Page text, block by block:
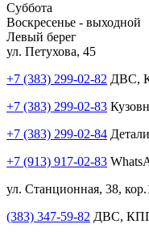
Суббота
Воскресенье - выходной
Левый берег
ул. Петухова, 45
+7 (383) 299-02-82 ДВС,
+7 (383) 299-02-83
+7 (383) 299-02-84
+7 (913) 917-02-83
ул. Станционная, 38,
(383) 347-59-82 ДВС,